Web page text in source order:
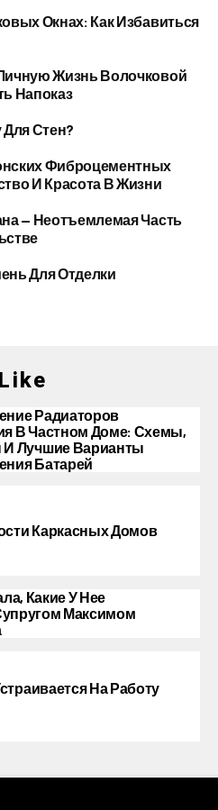
Окнах: Как Избавиться
Жизнь Волочковой
Напоказ
Стен?
Фиброцементных
И Красота В Жизни
— Неотъемлемая Часть
Для Отделки
Радиаторов
В Частном Доме: Схемы,
Лучшие Варианты
Батарей
Каркасных Домов
Какие У Нее
Максимом
На Работу